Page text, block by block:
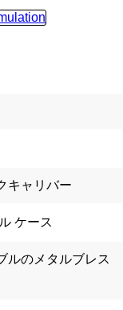
キャリバー
ケース
ルのメタルブレス